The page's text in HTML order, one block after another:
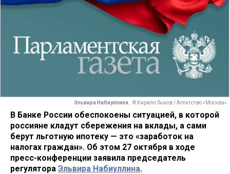
Эльвира Набиуллина. © Кирилл Зыков / Агентство «Москва»
В Банке России обеспокоены ситуацией, в которой
россияне кладут сбережения на вклады, а сами
берут льготную ипотеку — это «заработок на
налогах граждан». Об этом 27 октября в ходе
пресс-конференции заявила председатель
регулятора Эльвира Набиуллина.